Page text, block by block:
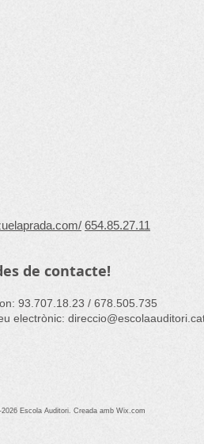
654.85.27.11
de contacte!
93.707.18.23 / 678.505.735
electrònic:
Escola Auditori. Creada amb Wix.com